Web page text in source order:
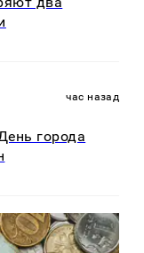
час назад
города